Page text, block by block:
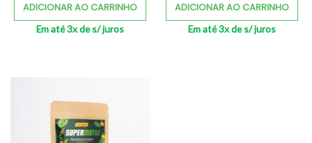
ADICIONAR AO CARRINHO
Em até 3x des/ juros
ADICIONAR AO CARRINHO
Em até 3x des/ juros